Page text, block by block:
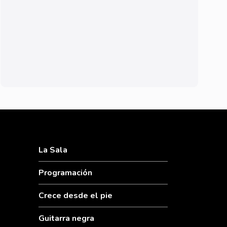
La Sala
Programación
Crece desde el pie
Guitarra negra